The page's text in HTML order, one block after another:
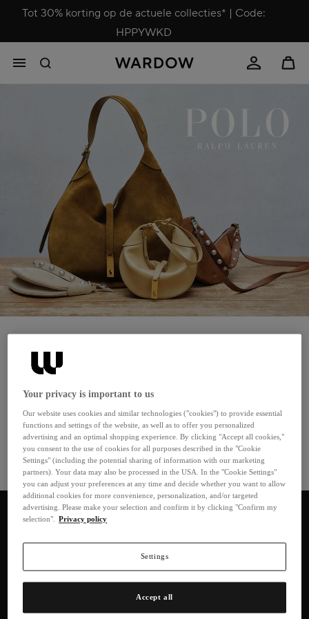
Tot 30% korting op de actuele collecties* | Code:
HPPYWKD
Polo Ralph Lauren
Polo Ralph Lauren werd in 1967 opgericht en staat voor sportief-
elegante preppy chic met een Amerikaanse levensstijl. Glad en
suède leer en slijtvast canvas vormen de materiaalbasis, terwijl het
iconische ruiterlogo en de Polo Bear voor directe herkenning
zorgen. Schoudertassen, hobo tassen en shoppers verschijnen in
klassieke tinten zoals zwart, bruin en marineblauw, aangevuld met
seizoensgebonden accenten.
Meer bekijken
0 producten Sorteren
Polo Ralph Lauren: Tassen met tijdloze elegantie
Polo Ralph Lauren staat al decennia lang voor sportief-elegante mode
met een vleugje luxe. De tassen van het merk combineren klassieke
Your privacy is important to us
Our website uses cookies and similar technologies ("cookies") to provide essential
functions and settings of the website, as well as to offer you personalized
advertising and an optimal shopping experience. By clicking "Accept all cookies,"
you consent to the use of cookies for all purposes described in the "Cookie
Settings" (including the potential sharing of information with our marketing
partners). Your data may also be processed in the USA. In the "Cookie Settings"
you can adjust your preferences at any time and decide whether you want to allow
additional cookies for more convenience, personalization, and/or targeted
advertising. Please make your selection and confirm it by clicking "Confirm my
selection".
Privacy policy
Settings
Accept all